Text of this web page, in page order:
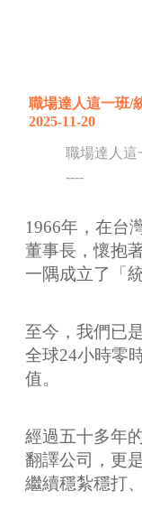
職場達人這一班/
2025-11-20
職場達人這
----
1966年，在台
董事長，懷抱
一隅成立了「
至今，我們已
全球24小時零
值。
經過五十多年
翻譯公司，更
繼續穩紮穩打